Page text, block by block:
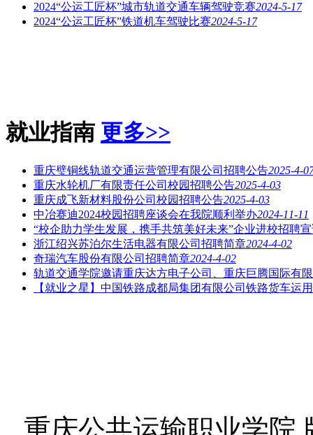
2024“公运工匠杯”城市轨道交通车辆驾驶竞赛2024-5-17
2024“公运工匠杯”铁道机车驾驶比赛2024-5-17
就业指南 更多>>
重庆璧铜线轨道交通运营管理有限公司招聘公告2025-4-
重庆水轮机厂有限责任公司校园招聘公告2025-4-03
重庆成飞新材料股份公司校园招聘公告2025-4-03
中冶赛迪2024校园招聘座谈会在我院顺利举办2024-11-11
“校企助力学生发展，携手共筑美好未来”企业进校招聘
浙江绍兴苏泊尔生活电器有限公司招聘简章2024-4-02
奇瑞汽车股份有限公司招聘简章2024-4-02
轨道交通学院邀请重庆达方电子公司、重庆巨腾国际有
【就业之星】中国铁路成都局集团有限公司铁路货车
重庆公共运输职业学院